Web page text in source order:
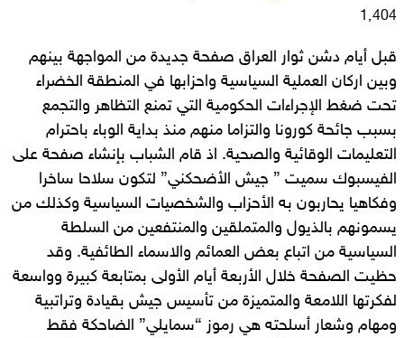
1٬404
قبل أيام دشن ثوار العراق صفحة جديدة من المواجهة بينهم
وبين اركان العملية السياسية واحزابها في المنطقة الخضراء
تحت ضغط الإجراءات الحكومية التي تمنع التظاهر والتجمع
بسبب جائحة كورونا والتزاما منهم منذ بداية الوباء باحترام
التعليمات الوقائية والصحية. اذ قام الشباب بإنشاء صفحة على
الفيسبوك سميت ” جيش الأضحكني” لتكون سلاحا ساخرا
وفكاهيا يحاربون به الأحزاب والشخصيات السياسية وكذلك من
يسمونهم بالذيول والمتملقين والمنتفعين من السلطة
السياسية من اتباع بعض العمائم والاسماء الطائفية. وقد
حظيت الصفحة خلال الأربعة أيام الأولى بمتابعة كبيرة وواسعة
لفكرتها اللامعة والمتميزة من تأسيس جيش بقيادة وتراتبية
ومهام وشعار أسلحته هي رموز “سمايلي” الضاحكة فقط